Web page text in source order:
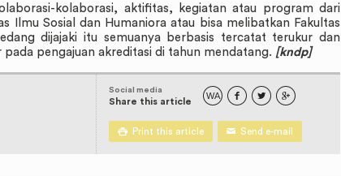
kolaborasi, aktifitas, kegiatan atau program dari
Ilmu Sosial dan Humaniora atau bisa melibatkan Fakultas
dijajaki itu semuanya berbasis tercatat terukur dan
pengajuan akreditasi di tahun mendatang. [kndp]
Social media
Share this article
WA   
 Print this article ✉ Send e-mail